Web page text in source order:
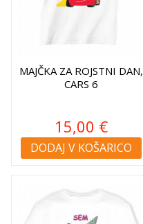
MAJČKA ZA ROJSTNI DAN,
CARS 6
15,00 €
DODAJ V KOŠARICO